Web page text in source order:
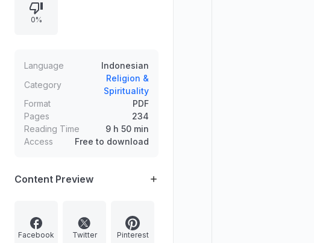
(khilafiah) terkait hukum jual-beli,
jual-beli binatang yang tidak
sukatan dan timbangan, dan
ketentuan terkait kurma/tamar.
0%
Language
Indonesian
Category
Religion &
Spirituality
Format
PDF
Pages
234
Reading Time
9 h 50 min
Access
Free to download
Content Preview
Facebook Twitter Pinterest